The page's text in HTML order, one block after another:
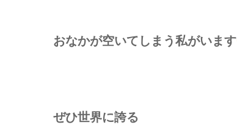
おなかが空いてしまう私がいます
ぜひ世界に誇る